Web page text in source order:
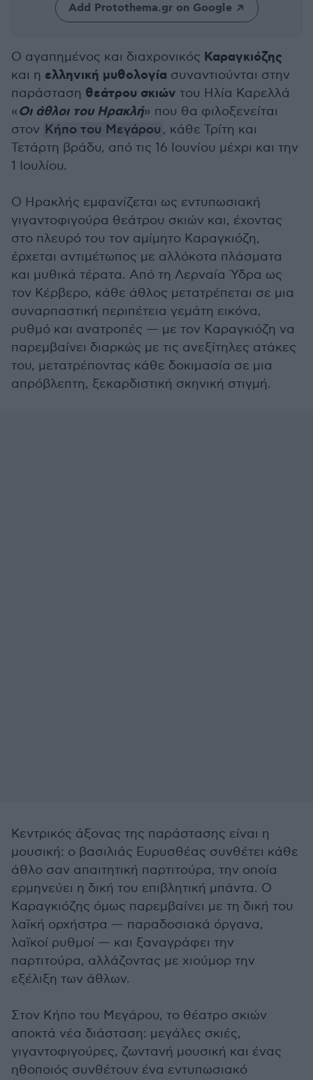
Add Protothema.gr on Google
Ο αγαπημένος και διαχρονικός Καραγκιόζης
και η ελληνική μυθολογία συναντιούνται στην
παράσταση θεάτρου σκιών του Ηλία Καρελλά
«Οι άθλοι του Ηρακλή» που θα φιλοξενείται
στον Κήπο του Μεγάρου , κάθε Τρίτη και
Τετάρτη βράδυ, από τις 16 Ιουνίου μέχρι και την
1 Ιουλίου.
Ο Ηρακλής εμφανίζεται ως εντυπωσιακή
γιγαντοφιγούρα θεάτρου σκιών και, έχοντας
στο πλευρό του τον αμίμητο Καραγκιόζη,
έρχεται αντιμέτωπος με αλλόκοτα πλάσματα
και μυθικά τέρατα. Από τη Λερναία Ύδρα ως
τον Κέρβερο, κάθε άθλος μετατρέπεται σε μια
συναρπαστική περιπέτεια γεμάτη εικόνα,
ρυθμό και ανατροπές — με τον Καραγκιόζη να
παρεμβαίνει διαρκώς με τις ανεξίτηλες ατάκες
του, μετατρέποντας κάθε δοκιμασία σε μια
απρόβλεπτη, ξεκαρδιστική σκηνική στιγμή.
Κεντρικός άξονας της παράστασης είναι η
μουσική: ο βασιλιάς Ευρυσθέας συνθέτει κάθε
άθλο σαν απαιτητική παρτιτούρα, την οποία
ερμηνεύει η δική του επιβλητική μπάντα. Ο
Καραγκιόζης όμως παρεμβαίνει με τη δική του
λαϊκή ορχήστρα — παραδοσιακά όργανα,
λαϊκοί ρυθμοί — και ξαναγράφει την
παρτιτούρα, αλλάζοντας με χιούμορ την
εξέλιξη των άθλων.
Στον Κήπο του Μεγάρου, το θέατρο σκιών
αποκτά νέα διάσταση: μεγάλες σκιές,
γιγαντοφιγούρες, ζωντανή μουσική και ένας
ηθοποιός συνθέτουν ένα εντυπωσιακό